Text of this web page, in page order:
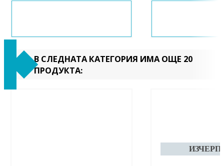
В СЛЕДНАТА КАТЕГОРИЯ ИМА ОЩЕ 20
ПРОДУКТА: